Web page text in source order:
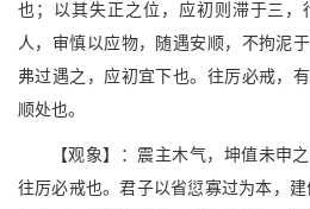
也；以其失正之位，应初则滞于三
人，审慎以应物，随遇安顺，不拘泥
弗过遇之，应初宜下也。往厉必戒，
顺处也。
【观象】：震主木气，坤值未申
往厉必戒也。君子以省愆寡过为本，